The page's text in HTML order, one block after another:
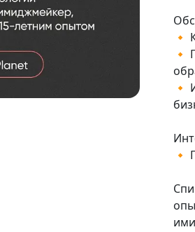
🔸
🔸
🔸
🔸